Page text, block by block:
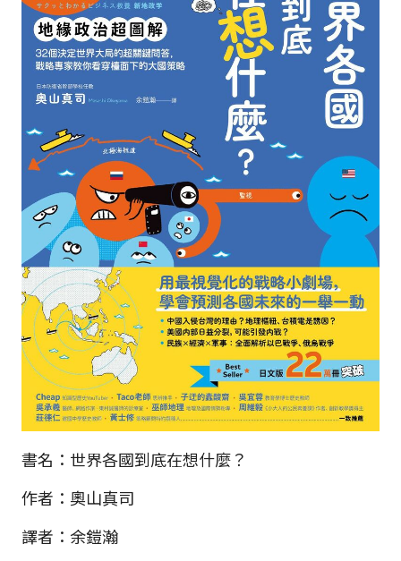
書名：世界各國到底在想什麼？
作者：奧山真司
譯者：余鎧瀚